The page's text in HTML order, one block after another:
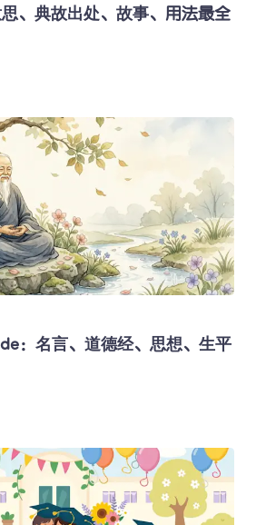
、典故出处、故事、用法最全
：名言、道德经、思想、生平